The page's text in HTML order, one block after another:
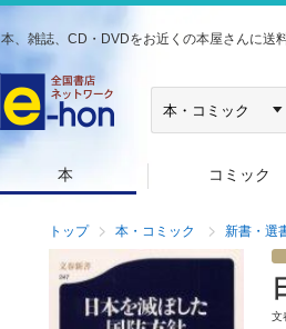
本、雑誌、CD・DVDをお近くの本屋さんに送
本 コミック
トップ 本・コミック 新書・選
文